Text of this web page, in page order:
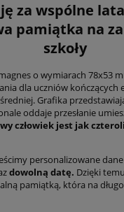
za wspólne
pamiątka na
szkoły
o wymiarach 78x53
dla uczniów kończących
Grafika
oddaje przesłanie
człowiek jest jak
personalizowane dane
dowolną datę. Dzięki
pamiątką, która na